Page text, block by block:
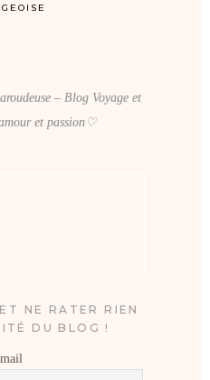
– Blog Voyage et
et passion♡
NE RATER RIEN
DU BLOG !